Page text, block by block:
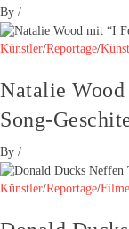
By /
Künstler/Reportage/
Natalie
Song-
By /
Künstler/Reportage/Filme